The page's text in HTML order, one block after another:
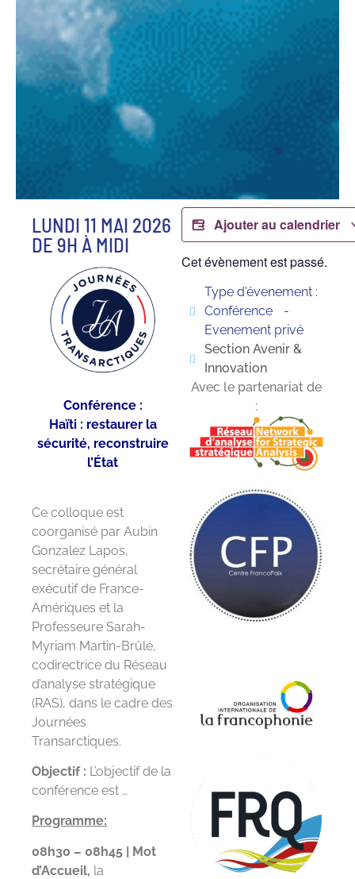
LUNDI 11 MAI 2026
DE 9H À MIDI
Conférence :
Haïti : restaurer la
sécurité, reconstruire
l’État
Ce colloque est
coorganisé par Aubin
Gonzalez Lapos,
secrétaire général
exécutif de France-
Amériques et la
Professeure Sarah-
Myriam Martin-Brûlé,
codirectrice du Réseau
d’analyse stratégique
(RAS), dans le cadre des
Journées
Transarctiques.
Objectif : L’objectif de la
conférence est …
Programme:
08h30 – 08h45 | Mot
d’Accueil, la
Ajouter au calendrier
Cet évènement est passé.
Type d'évenement :
Conférence
Evenement privé
Section Avenir &
Innovation
Avec le partenariat de
: